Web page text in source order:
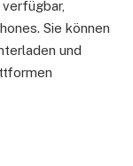
Sie können
und